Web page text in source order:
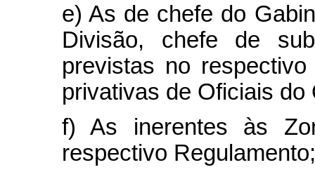
e) As de chefe do
Divisão, chefe de
previstas no
privativas de Oficiais do
f) As inerentes às
respectivo Regulamento;